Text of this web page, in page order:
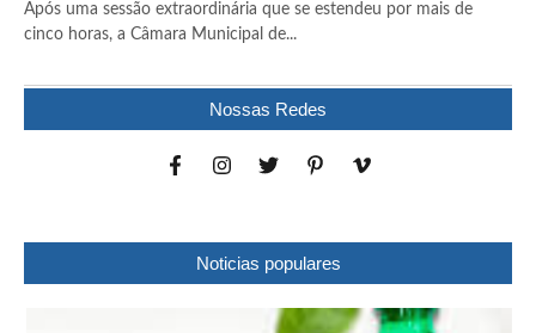
Após uma sessão extraordinária que se estendeu por mais de
cinco horas, a Câmara Municipal de...
Nossas Redes
Noticias populares